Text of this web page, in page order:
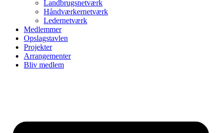
Landbrugsnetværk
Håndværkernetværk
Ledernetværk
Medlemmer
Opslagstavlen
Projekter
Arrangementer
Bliv medlem